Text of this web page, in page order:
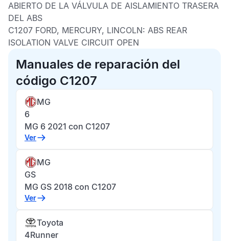
ABIERTO DE LA VÁLVULA DE AISLAMIENTO TRASERA
DEL ABS
C1207 FORD, MERCURY, LINCOLN: ABS REAR
ISOLATION VALVE CIRCUIT OPEN
Manuales de reparación del
código C1207
MG
6
MG 6 2021 con C1207
Ver
MG
GS
MG GS 2018 con C1207
Ver
Toyota
4Runner